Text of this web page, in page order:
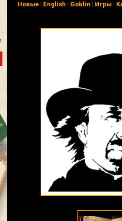
Новые| English | Goblin | Игры |